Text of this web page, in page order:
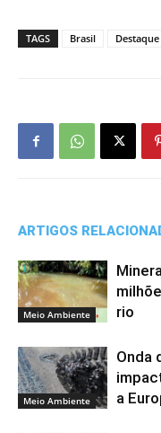
TAGS Brasil Destaque
ARTIGOS
Meio Ambiente
rio
Meio Ambiente
Onda
a